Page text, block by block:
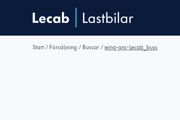
Start / Försäljning / Bussar /wing-gnc-Lecab_buss